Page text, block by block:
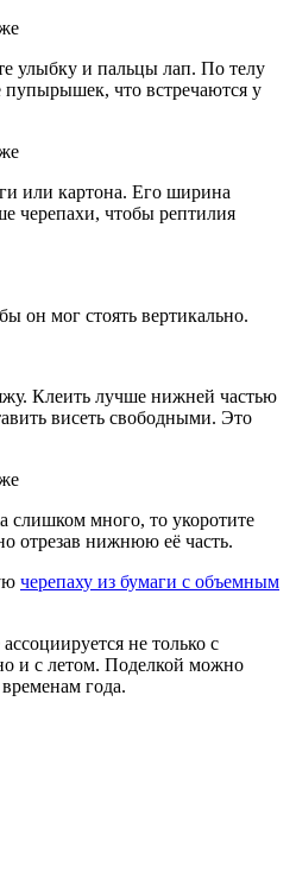
улыбку и пальцы лап. По телу
пупырышек, что встречаются у
или картона. Его ширина
черепахи, чтобы рептилия
он мог стоять вертикально.
Клеить лучше нижней частью
висеть свободными. Это
слишком много, то укоротите
отрезав нижнюю её часть.
черепаху из бумаги с объемным
не только с
и с летом. Поделкой можно
года.